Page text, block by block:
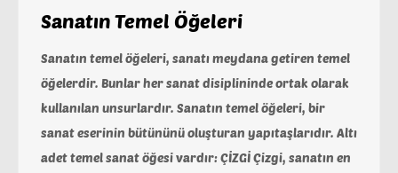
Sanatın Temel Öğeleri
Sanatın temel öğeleri, sanatı meydana getiren temel
öğelerdir. Bunlar her sanat disiplininde ortak olarak
kullanılan unsurlardır. Sanatın temel öğeleri, bir
sanat eserinin bütününü oluşturan yapıtaşlarıdır. Altı
adet temel sanat öğesi vardır: ÇİZGİ Çizgi, sanatın en